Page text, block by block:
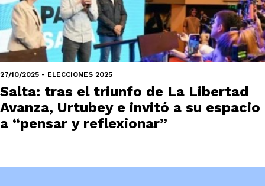
27/10/2025 - ELECCIONES 2025
Salta: tras el triunfo de La Libertad
Avanza, Urtubey e invitó a su espacio
a “pensar y reflexionar”